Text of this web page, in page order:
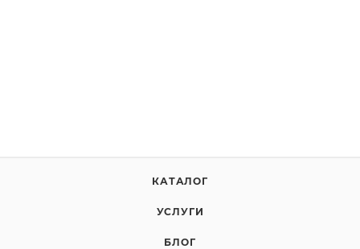
КАТАЛОГ
УСЛУГИ
БЛОГ